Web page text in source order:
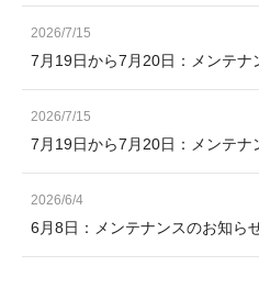
2026/7/15
7月19日から7月20日：メンテナ
2026/7/15
7月19日から7月20日：メンテナ
2026/6/4
6月8日：メンテナンスのお知ら